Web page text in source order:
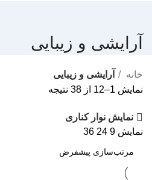
آرایشی و زیبایی
خانه
آرایشی و زیبایی
نمایش 1–12 از 38 نتیجه
نمایش نوار کناری
نمایش 9
24
36